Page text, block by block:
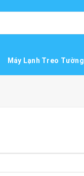
Máy Lạnh Treo Tường